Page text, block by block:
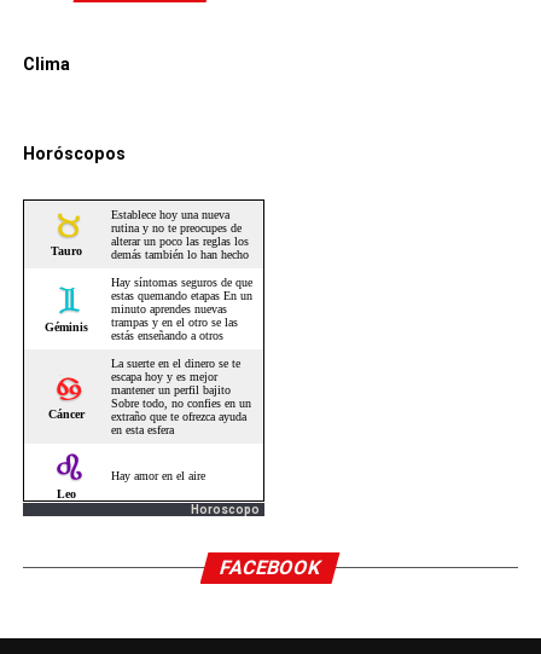
Clima
Horóscopos
Horoscopo
FACEBOOK